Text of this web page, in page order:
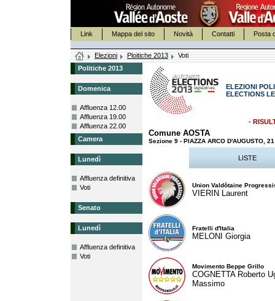
Link Mappa del sito Novità Contatti Posta
Elezioni Ploitiche 2013
Voti
Politiche 2013
Domenica
Affluenza 12.00
Affluenza 19.00
Affluenza 22.00
Camera
Lunedì
Affluenza definitiva
Voti
Senato
Lunedì
Affluenza definitiva
Voti
ELEZIONI
ELECTIONS
-
Comune AOSTA
Sezione 9 - PIAZZA ARCO D'AUGUSTO,
LISTE
Union Valdôtaine
VIERIN Laurent
Fratelli d'Italia
MELONI Giorgia
Movimento Beppe Grillo
COGNETTA Roberto
Massimo